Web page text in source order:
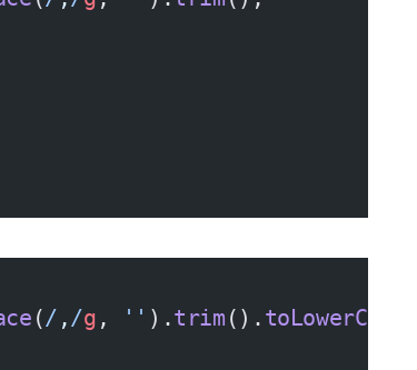
(/ ,/g , '' ).trim (). toLowerCase